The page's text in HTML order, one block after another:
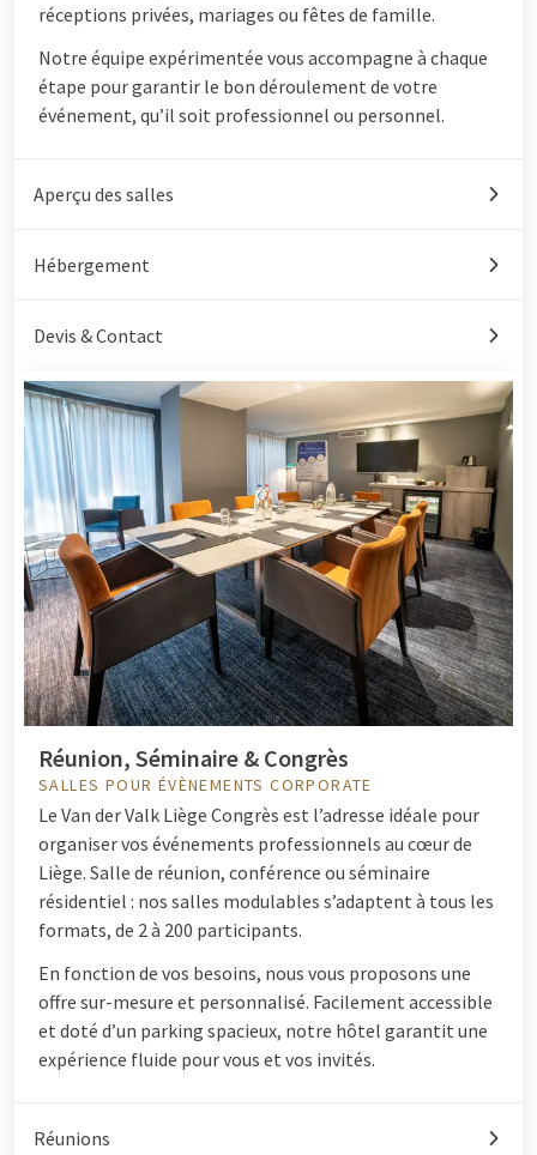
réceptions privées, mariages ou fêtes de famille.
Notre équipe expérimentée vous accompagne à chaque
étape pour garantir le bon déroulement de votre
événement, qu’il soit professionnel ou personnel.
Aperçu des salles
Hébergement
Devis & Contact
Réunion, Séminaire & Congrès
SALLES POUR ÉVÈNEMENTS CORPORATE
Le Van der Valk Liège Congrès est l’adresse idéale pour
organiser vos événements professionnels au cœur de
Liège. Salle de réunion, conférence ou séminaire
résidentiel : nos salles modulables s’adaptent à tous les
formats, de 2 à 200 participants.
En fonction de vos besoins, nous vous proposons une
offre sur-mesure et personnalisé. Facilement accessible
et doté d’un parking spacieux, notre hôtel garantit une
expérience fluide pour vous et vos invités.
Réunions